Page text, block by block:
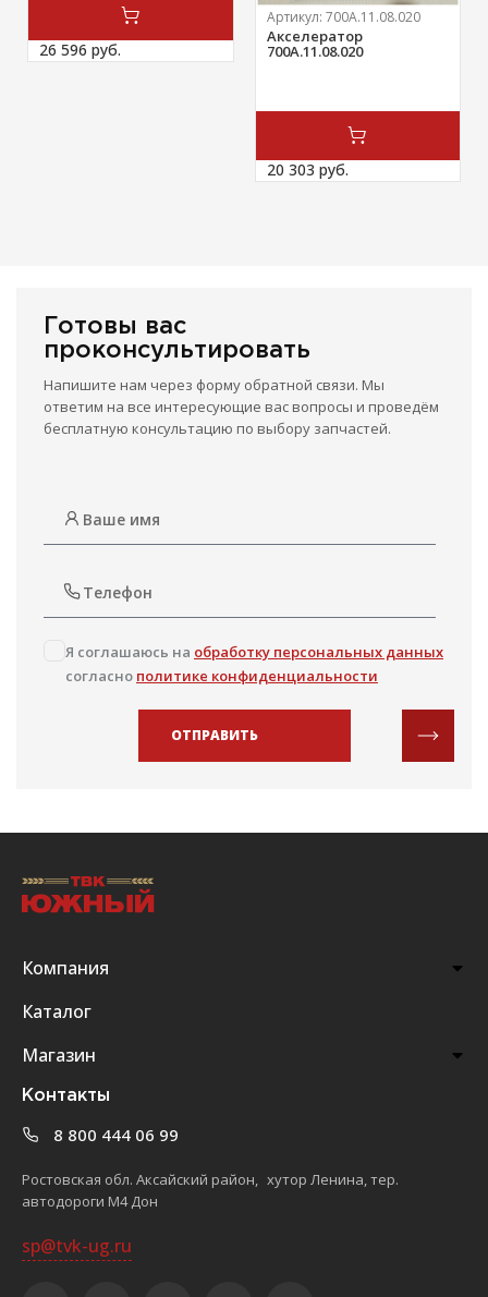
26 596 руб.
Артикул: 700А.11.08.020
Акселератор
700А.11.08.020
20 303 руб.
Готовы вас
проконсультировать
Напишите нам через форму обратной связи. Мы
ответим на все интересующие вас вопросы и проведём
бесплатную консультацию по выбору запчастей.
Я соглашаюсь на обработку персональных данных
согласно политике конфиденциальности
ОТПРАВИТЬ
Компания
Каталог
Магазин
Контакты
8 800 444 06 99
Ростовская обл. Аксайский район, хутор Ленина, тер.
автодороги М4 Дон
sp@tvk-ug.ru